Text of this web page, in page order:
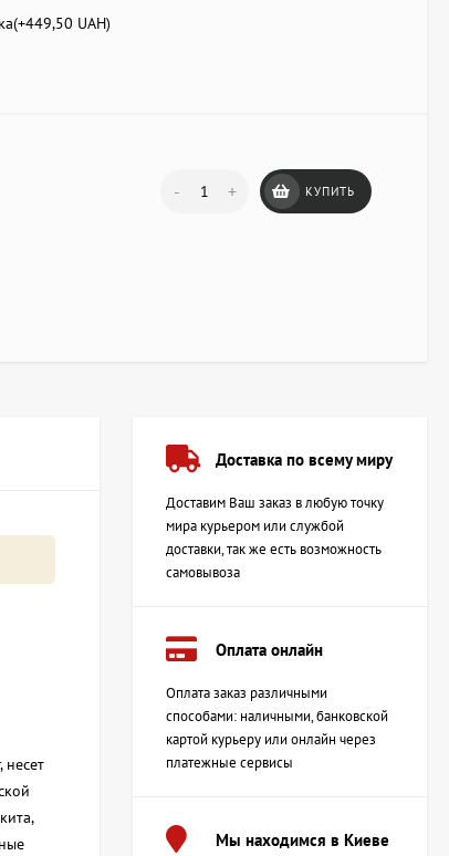
449,50 UAH)
- + КУПИТЬ
несет
Доставка по всему миру
Доставим Ваш заказ в любую точку
мира курьером или службой
доставки, так же есть возможность
самовывоза
Оплата онлайн
Оплата заказ различными
способами: наличными, банковской
картой курьеру или онлайн через
платежные сервисы
Мы находимся в Киеве